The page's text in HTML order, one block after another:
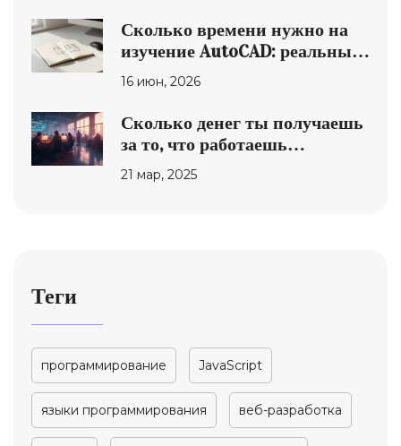
Сколько времени нужно на
изучение AutoCAD: реальные
сроки для новичков и профи
16 июн, 2026
Сколько денег ты получаешь
за то, что работаешь
программистом?
21 мар, 2025
Теги
программирование JavaScript
языки программирования веб-разработка